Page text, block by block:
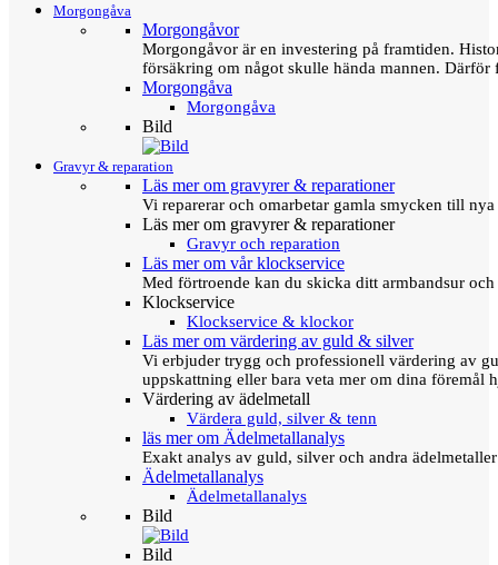
Morgongåva
Morgongåvor
Morgongåvor är en investering på framtiden.
försäkring om något skulle hända mannen.
Morgongåva
Morgongåva
Bild
Gravyr & reparation
Läs mer om gravyrer & reparationer
Vi reparerar och omarbetar gamla smycken till
Läs mer om gravyrer & reparationer
Gravyr och reparation
Läs mer om vår klockservice
Med förtroende kan du skicka ditt armbandsur
Klockservice
Klockservice & klockor
Läs mer om värdering av guld & silver
Vi erbjuder trygg och professionell värdering av
uppskattning eller bara veta mer om dina föremål
Värdering av ädelmetall
Värdera guld, silver & tenn
läs mer om Ädelmetallanalys
Exakt analys av guld, silver och andra
Ädelmetallanalys
Ädelmetallanalys
Bild
Bild